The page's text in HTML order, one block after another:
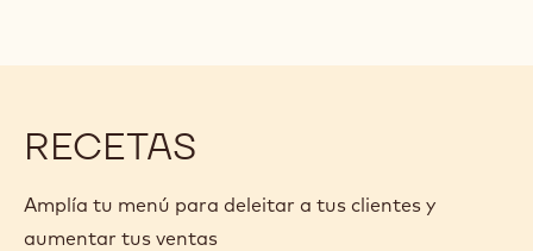
RECETAS
Amplía tu menú para deleitar a tus clientes y
aumentar tus ventas